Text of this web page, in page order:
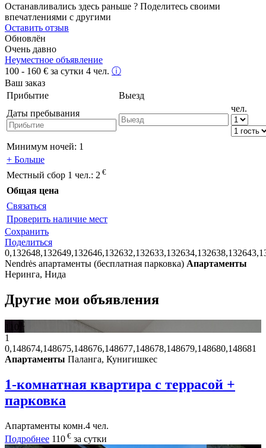
Останавливались здесь раньше ? Поделитесь своими
впечатлениями с другими
Оставить отзыв
Обновлён
Очень давно
Неуместное объявление
100 - 160 € за сутки 4 чел. ⓘ
Ваш заказ
Прибытие
Выезд
Даты пребывания
чел.
Минимум ночей: 1
+ Больше
Местный сбор 1 чел.: 2 €
Общая цена
Связаться
Проверить наличие мест
Сохранить
Поделиться
Nendrės апартаменты (бесплатная парковка) Апартаменты
Неринга, Нида
Другие мои объявления
110 €
1
0,148674,148675,148676,148677,148678,148679,148680,148681
Апартаменты Паланга, Кунигишкес
1-комнатная квартира с террасой +
парковка
Апартаменты комн.4 чел.
Подробнее 110 € за сутки